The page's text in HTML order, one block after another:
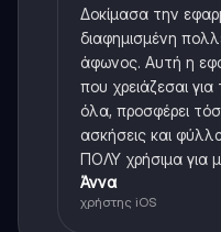
Δοκίμασα την
διαφημισμένη
άφωνος. Αυτή η
που χρειάζεσαι
όλα, προσφέρει
ασκήσεις και
ΠΟΛΥ χρήσιμα για
Άννα
χρήστης iOS